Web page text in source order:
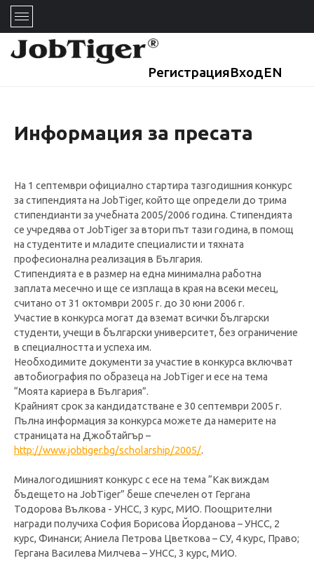
РегистрацияВходEN
Информация за пресата
На 1 септември официално стартира тазгодишния конкурс
за стипендията на JobTiger, който ще определи до трима
стипендианти за учебната 2005/2006 година. Стипендията
се учредява от JobTiger за втори път тази година, в помощ
на студентите и младите специалисти и тяхната
професионална реализация в България.
Стипендията е в размер на една минимална работна
заплата месечно и ще се изплаща в края на всеки месец,
считано от 31 октомври 2005 г. до 30 юни 2006 г.
Участие в конкурса могат да вземат всички български
студенти, учещи в български университет, без ограничение
в специалността и успеха им.
Необходимите документи за участие в конкурса включват
автобиография по образеца на JobTiger и есе на тема
“Моята кариера в България”.
Крайният срок за кандидатстване е 30 септември 2005 г.
Пълна информация за конкурса можете да намерите на
страницата на Джобтайгър –
http://www.jobtiger.bg/scholarship/2005/.
Миналогодишният конкурс с есе на тема “Как виждам
бъдещето на JobTiger” беше спечелен от Гергана
Тодорова Вълкова - УНСС, 3 курс, МИО. Поощрителни
награди получиха София Борисова Йорданова – УНСС, 2
курс, Финанси; Аниела Петрова Цветкова – СУ, 4 курс, Право;
Гергана Василева Милчева – УНСС, 3 курс, МИО.